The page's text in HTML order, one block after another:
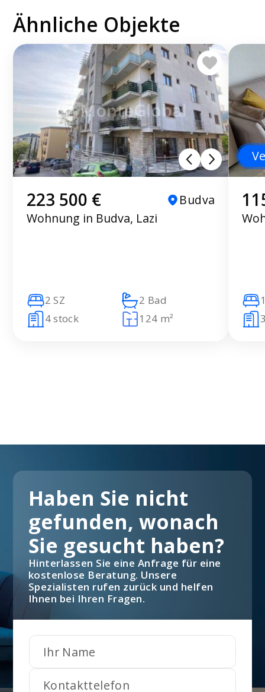
Ähnliche Objekte
223 500 €
Budva
Wohnung in Budva, Lazi
2 SZ
2 Bad
4 stock
124 m²
Haben Sie nicht
gefunden, wonach
Sie gesucht haben?
Hinterlassen Sie eine Anfrage für eine
kostenlose Beratung. Unsere
Spezialisten rufen zurück und helfen
Ihnen bei Ihren Fragen.